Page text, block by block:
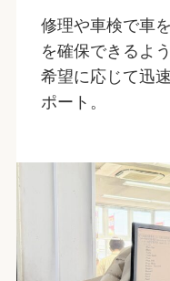
修理や車検で車
を確保できるよ
希望に応じて迅
ポート。